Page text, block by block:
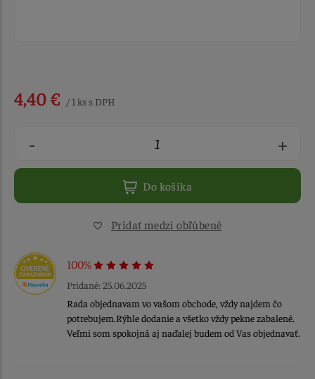
4,40 € / 1 ks s DPH
- +
Do košíka
Pridať medzi obľúbené
100%
Pridané: 25.06.2025
Rada objednavam vo vašom obchode, vždy najdem čo
potrebujem.Rýhle dodanie a všetko vždy pekne zabalené.
Veľmi som spokojná aj naďalej budem od Vas objednavať.